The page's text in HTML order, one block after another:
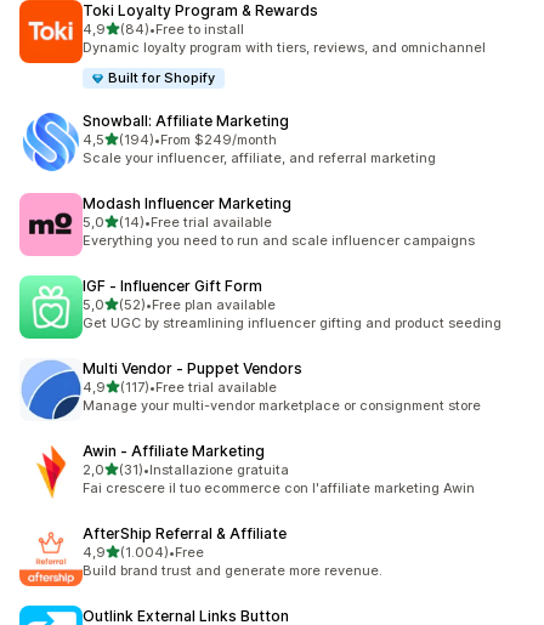
Toki Loyalty Program & Rewards
4,9stelle su 5
(84)
84 recensioni totali
•Free to install
Dynamic loyalty program with tiers, reviews, and omnichannel
Built for Shopify
Snowball: Affiliate Marketing
4,5stelle su 5
(194)
194 recensioni totali
•From $249/month
Scale your influencer, affiliate, and referral marketing
Modash Influencer Marketing
5,0stelle su 5
(14)
14 recensioni totali
•Free trial available
Everything you need to run and scale influencer campaigns
IGF ‑ Influencer Gift Form
5,0stelle su 5
(52)
52 recensioni totali
•Free plan available
Get UGC by streamlining influencer gifting and product seeding
Multi Vendor ‑ Puppet Vendors
4,9stelle su 5
(117)
117 recensioni totali
•Free trial available
Manage your multi-vendor marketplace or consignment store
Awin ‑ Affiliate Marketing
2,0stelle su 5
(31)
31 recensioni totali
•Installazione gratuita
Fai crescere il tuo ecommerce con l'affiliate marketing Awin
AfterShip Referral & Affiliate
4,9stelle su 5
(1.004)
1004 recensioni totali
•Free
Build brand trust and generate more revenue.
Outlink External Links Button